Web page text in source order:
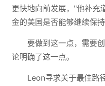
更快地向前发展，"他补充
金的美国是否能够继续保持
要做到这一点，需要
论明确了这一点。
Leon寻求关于最佳路